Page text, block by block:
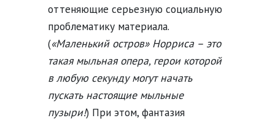
оттеняющие серьезную социальную
проблематику материала.
(«Маленький остров» Норриса – это
такая мыльная опера, герои которой
в любую секунду могут начать
пускать настоящие мыльные
пузыри!) При этом, фантазия